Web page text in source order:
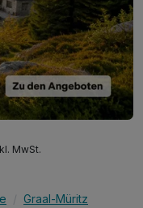
MwSt.
Graal-Müritz